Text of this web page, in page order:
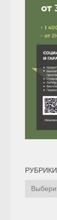
РУБРИКИ
Рубрики